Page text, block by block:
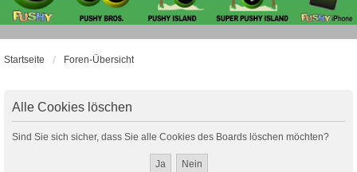
Startseite Foren-Übersicht
Alle Cookies löschen
Sind Sie sich sicher, dass Sie alle Cookies des Boards löschen möchten?